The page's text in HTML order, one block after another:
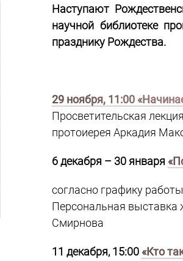
Наступают
научной библиотеке
празднику Рождества.
29 ноября, 11:00
Просветительская
протоиерея Аркадия
6 декабря – 30 января
согласно графику
Персональная
Смирнова
11 декабря, 15:00 «Кто